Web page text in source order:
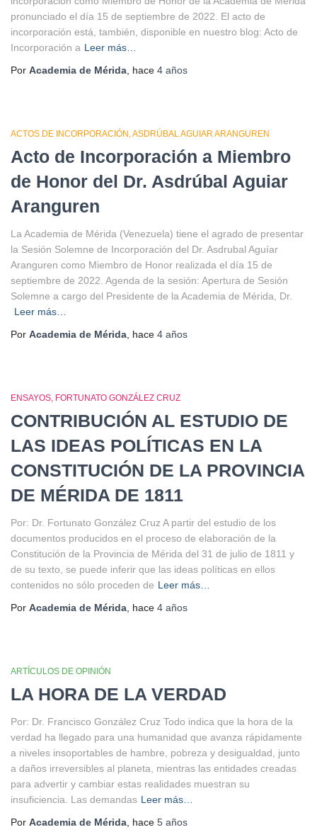
pronunciado el día 15 de septiembre de 2022. El acto de
incorporación está, también, disponible en nuestro blog: Acto de
Incorporación a Leer más…
Por Academia de Mérida , hace 4 años
ACTOS DE INCORPORACIÓN ASDRÚBAL AGUIAR ARANGUREN
Acto de Incorporación a Miembro
de Honor del Dr. Asdrúbal Aguiar
Aranguren
La Academia de Mérida (Venezuela) tiene el agrado de presentar
la Sesión Solemne de Incorporación del Dr. Asdrubal Aguíar
Aranguren como Miembro de Honor realizada el día 15 de
septiembre de 2022. Agenda de la sesión: Apertura de Sesión
Solemne a cargo del Presidente de la Academia de Mérida, Dr.
Leer más…
Por Academia de Mérida , hace 4 años
ENSAYOS FORTUNATO GONZÁLEZ CRUZ
CONTRIBUCIÓN AL ESTUDIO DE
LAS IDEAS POLÍTICAS EN LA
CONSTITUCIÓN DE LA PROVINCIA
DE MÉRIDA DE 1811
Por: Dr. Fortunato González Cruz A partir del estudio de los
documentos producidos en el proceso de elaboración de la
Constitución de la Provincia de Mérida del 31 de julio de 1811 y
de su texto, se puede inferir que las ideas políticas en ellos
contenidos no sólo proceden de Leer más…
Por Academia de Mérida , hace 4 años
ARTÍCULOS DE OPINIÓN
LA HORA DE LA VERDAD
Por: Dr. Francisco González Cruz Todo indica que la hora de la
verdad ha llegado para una humanidad que avanza rápidamente
a niveles insoportables de hambre, pobreza y desigualdad, junto
a daños irreversibles al planeta, mientras las entidades creadas
para advertir y cambiar estas realidades muestran su
insuficiencia. Las demandas Leer más…
Por Academia de Mérida , hace 5 años